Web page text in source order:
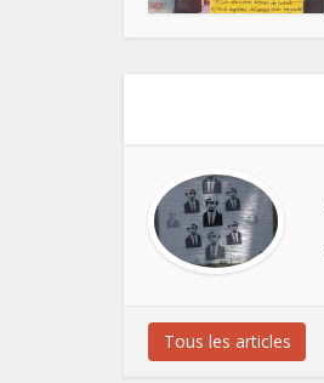
Tous les articles